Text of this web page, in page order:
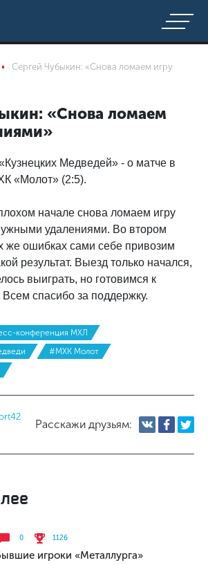
Сергей Чубыкин: «Снова ломаем игру
«Снова ломаем
Медведей» - о матче в
«Молот» (2:5).
начале снова ломаем игру
удалениями. Во втором
же ошибках сами себе привозим
результат. Выезд только начался,
выиграть, но готовимся к
спасибо за поддержку.
конференция МХЛ
#МХК Молот
Расскажи друзьям:
0 1126
игроки «Металлурга»